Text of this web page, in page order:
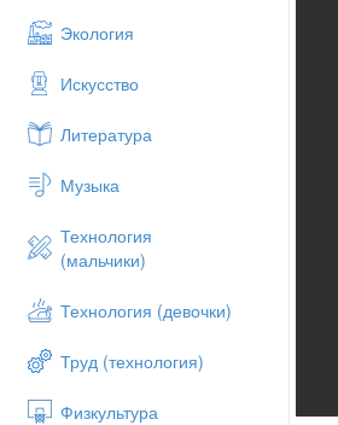
Экология
Искусство
Литература
Музыка
Технология
(мальчики)
Технология (девочки)
Труд (технология)
Физкультура